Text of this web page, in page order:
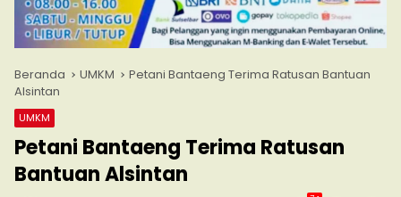
Beranda UMKM
Petani Bantaeng Terima Ratusan Bantuan
Alsintan
UMKM
Petani Bantaeng Terima Ratusan
Bantuan Alsintan